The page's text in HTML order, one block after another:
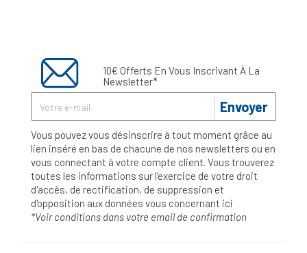
10€ Offerts En Vous Inscrivant À La
Newsletter*
Envoyer
Vous pouvez vous désinscrire à tout moment grâce au
lien inséré en bas de chacune de nos newsletters ou en
vous connectant à votre compte client. Vous trouverez
toutes les informations sur l’exercice de votre droit
d'accès, de rectification, de suppression et
d'opposition aux données vous concernant ici
*Voir conditions dans votre email de confirmation